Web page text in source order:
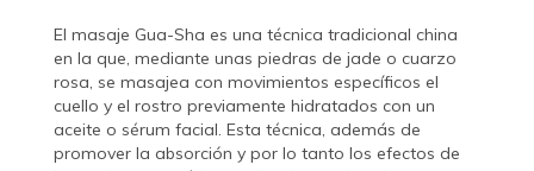
El masaje Gua-Sha es una técnica tradicional china
en la que, mediante unas piedras de jade o cuarzo
rosa, se masajea con movimientos específicos el
cuello y el rostro previamente hidratados con un
aceite o sérum facial. Esta técnica, además de
promover la absorción y por lo tanto los efectos de